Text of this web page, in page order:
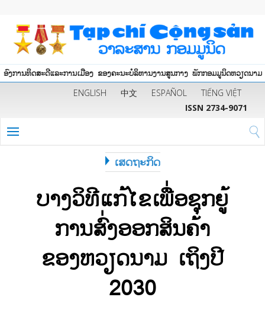
ອົງການທິດສະດີແລະການເມືອງ ຂອງຄະນະບໍລິຫານງານສູນກາງ ພັກກອມມູນິດຫວຽດນາມ
ENGLISH 中文 ESPAÑOL
TIẾNG VIỆT
ISSN 2734-9071
ເສດຖະກິດ
ບາງ​ວິທີ​ແກ້​ໄຂ​ເພື່ອ​ຊຸກຍູ້​
ການ​ສົ່ງ​ອອກ​ສິນຄ້າ​
ຂອງ​ຫວຽດນາມ ​​ເຖິງ​ປີ
2030